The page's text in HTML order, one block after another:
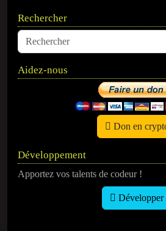
Rechercher
Aidez-nous
Don en
Développement
Apportez vos talents de codeur !
Développer